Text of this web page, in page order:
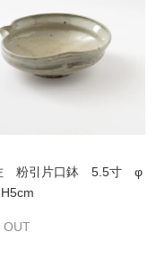
粉引片口鉢 5.5寸 φ
OUT